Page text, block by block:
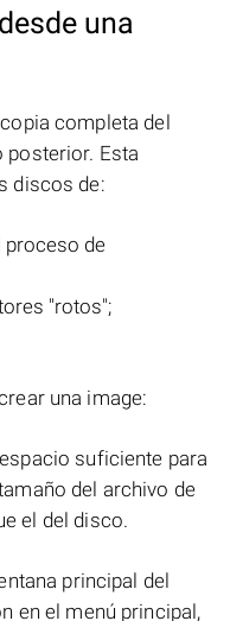
una
completa del
posterior. Esta
discos de:
proceso de
"rotos";
una image:
suficiente para
del archivo de
el del disco.
principal del
en el menú principal,